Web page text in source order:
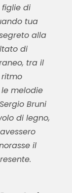
figlie di
tua
alla
di
tra il
melodie
Bruni
di legno,
il